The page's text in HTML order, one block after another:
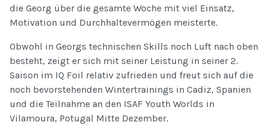
die Georg über die gesamte Woche mit viel Einsatz,
Motivation und Durchhaltevermögen meisterte.
Obwohl in Georgs technischen Skills noch Luft nach oben
besteht, zeigt er sich mit seiner Leistung in seiner 2.
Saison im IQ Foil relativ zufrieden und freut sich auf die
noch bevorstehenden Wintertrainings in Cadiz, Spanien
und die Teilnahme an den ISAF Youth Worlds in
Vilamoura, Potugal Mitte Dezember.